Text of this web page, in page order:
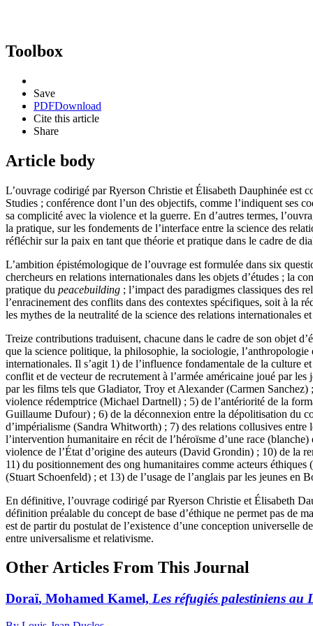
Toolbox
Save
PDFDownload
Cite this article
Share
Article body
L’ouvrage codirigé par Ryerson Christie et Élisabeth Dauphinée est
Studies ; conférence dont l’un des objectifs, comme l’indiquent ses
sa complicité avec la violence et la guerre. En d’autres termes,
la pratique, sur les fondements de l’interface entre la science des
réfléchir sur la paix en tant que théorie et pratique dans le cadre de
L’ambition épistémologique de l’ouvrage est formulée dans six
chercheurs en relations internationales dans les objets d’études ; la
pratique du peacebuilding ; l’impact des paradigmes classiques des
l’enracinement des conflits dans des contextes spécifiques, soit à la
les mythes de la neutralité de la science des relations internationales
Treize contributions traduisent, chacune dans le cadre de son objet
que la science politique, la philosophie, la sociologie,
internationales. Il s’agit 1) de l’influence fondamentale de la culture
conflit et de vecteur de recrutement à l’armée américaine joué par
par les films tels que Gladiator, Troy et Alexander (Carmen
violence rédemptrice (Michael Dartnell) ; 5) de l’antériorité de la
Guillaume Dufour) ; 6) de la déconnexion entre la dépolitisation du
d’impérialisme (Sandra Whitworth) ; 7) des relations collusives
l’intervention humanitaire en récit de l’héroïsme d’une race
violence de l’État d’origine des auteurs (David Grondin) ; 10) de la
11) du positionnement des ong humanitaires comme acteurs
(Stuart Schoenfeld) ; et 13) de l’usage de l’anglais par les jeunes en
En définitive, l’ouvrage codirigé par Ryerson Christie et Élisabeth
définition préalable du concept de base d’éthique ne permet pas de
est de partir du postulat de l’existence d’une conception universelle
entre universalisme et relativisme.
Other Articles From This Journal
Doraï, Mohamed Kamel, Les réfugiés palestiniens au